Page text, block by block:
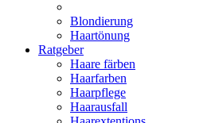
Blondierung
Haartönung
Ratgeber
Haare färben
Haarfarben
Haarpflege
Haarausfall